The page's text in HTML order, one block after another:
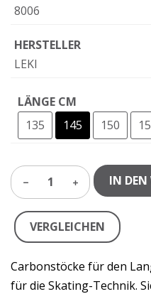
8006
HERSTELLER
LEKI
LÄNGE CM
135
145 150
1 IN DEN
VERGLEICHEN
Carbonstöcke für den
für die Skating-Technik.